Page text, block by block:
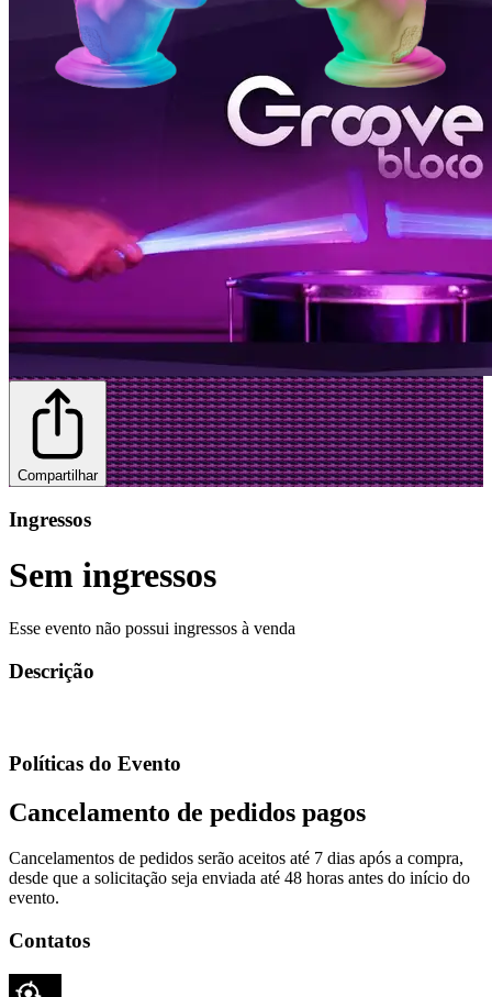
Compartilhar
Ingressos
Sem ingressos
Esse evento não possui ingressos à venda
Descrição
Políticas do Evento
Cancelamento de pedidos pagos
Cancelamentos de pedidos serão aceitos até 7 dias após a compra,
desde que a solicitação seja enviada até 48 horas antes do início do
evento.
Contatos